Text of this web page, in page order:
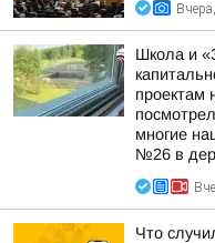
Школа и
проектам
многие
№26 в
Что